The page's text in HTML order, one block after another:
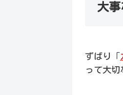
大事
ずばり「
って大